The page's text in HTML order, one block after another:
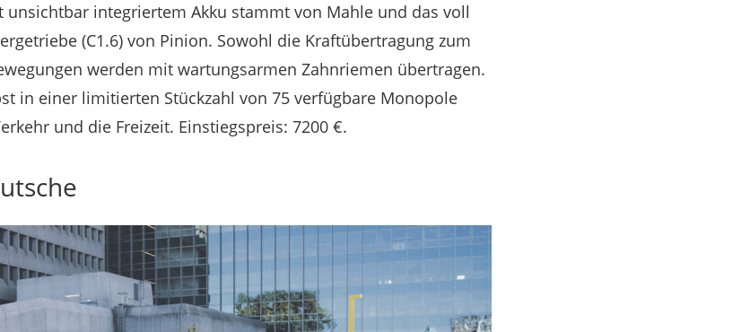
unsichtbar integriertem Akku stammt von Mahle und das voll
(C1.6) von Pinion. Sowohl die Kraftübertragung zum
werden mit wartungsarmen Zahnriemen übertragen.
in einer limitierten Stückzahl von 75 verfügbare Monopole
und die Freizeit. Einstiegspreis: 7200 €.